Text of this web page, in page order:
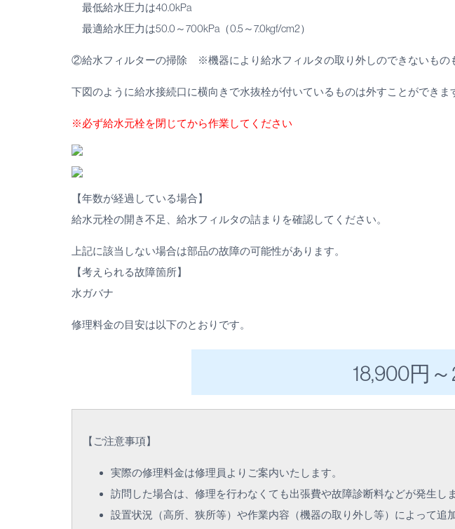
最低給水圧力は40.0kPa
最適給水圧力は50.0～700kPa（0.5～7.0kgf/cm2）
②給水フィルターの掃除 ※機器により給水フィルタの取り外しのできないもの
下図のように給水接続口に横向きで水抜栓が付いているものは外すことができま
※必ず給水元栓を閉じてから作業してください
【年数が経過している場合】
給水元栓の開き不足、給水フィルタの詰まりを確認してください。
上記に該当しない場合は部品の故障の可能性があります。
【考えられる故障箇所】
水ガバナ
修理料金の目安は以下のとおりです。
18,900円 ～
【 ご注意事項】
実際の修理料金は修理員よりご案内いたします。
訪問した場合は、修理を行わなくても出張費や故障診断料などが発生しま
設置状況（高所、狭所等）や作業内容（機器の取り外し等）によって追